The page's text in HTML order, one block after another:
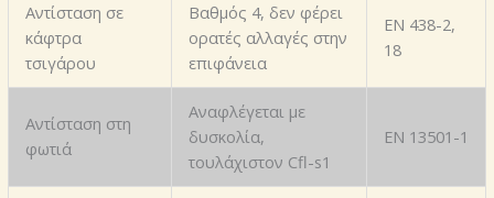
Αντίσταση σε
κάφτρα
τσιγάρου
Bαθμός 4, δεν φέρει
ορατές αλλαγές στην
επιφάνεια
EN 438-2,
18
Αντίσταση στη
φωτιά
Αναφλέγεται με
δυσκολία,
τουλάχιστον Cfl-s1
EN 13501-1